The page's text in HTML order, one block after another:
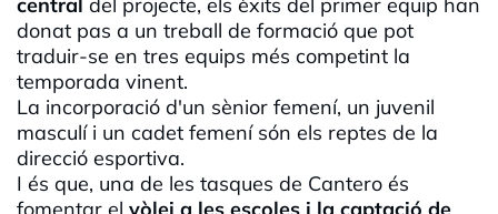
central del projecte, els èxits del primer equip han
donat pas a un treball de formació que pot
traduir-se en tres equips més competint la
temporada vinent.
La incorporació d'un sènior femení, un juvenil
masculí i un cadet femení són els reptes de la
direcció esportiva.
I és que, una de les tasques de Cantero és